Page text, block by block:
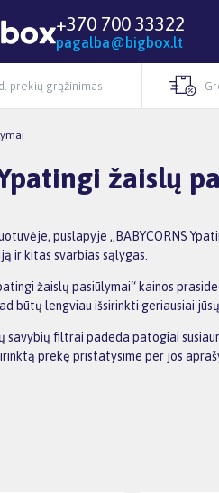
+370 700 33322
pagalba@bigbox.lt
prekių grąžinimas
Ypatingi žaislų
puslapyje „BABYCORNS
ir kitas svarbias sąlygas.
žaislų pasiūlymai“ kainos
būtų lengviau išsirinkti geriausiai
savybių filtrai padeda patogiai
prekę pristatysime per jos